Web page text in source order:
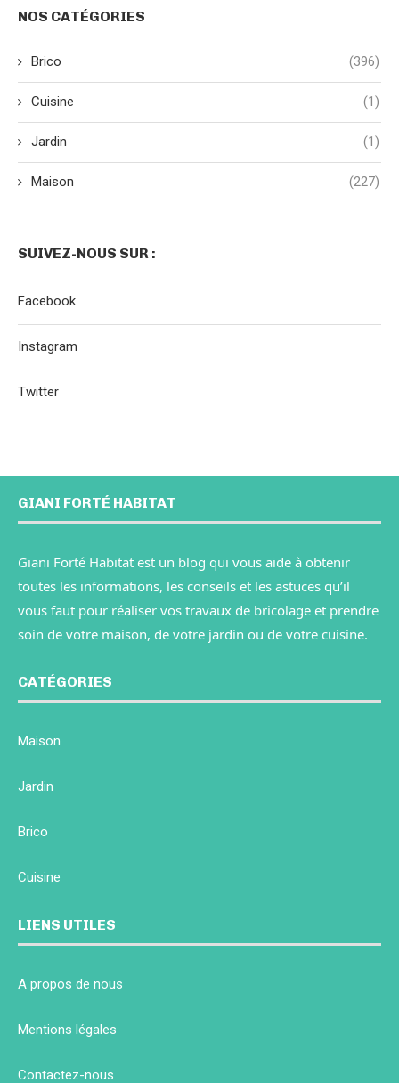
NOS CATÉGORIES
Brico (396)
Cuisine (1)
Jardin (1)
Maison (227)
SUIVEZ-NOUS SUR :
Facebook
Instagram
Twitter
GIANI FORTÉ HABITAT
Giani Forté Habitat est un blog qui vous aide à obtenir
toutes les informations, les conseils et les astuces qu’il
vous faut pour réaliser vos travaux de bricolage et prendre
soin de votre maison, de votre jardin ou de votre cuisine.
CATÉGORIES
Maison
Jardin
Brico
Cuisine
LIENS UTILES
A propos de nous
Mentions légales
Contactez-nous